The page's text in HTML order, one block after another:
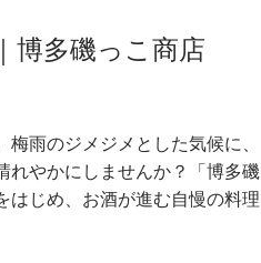
博多磯っこ商店
雨のジメジメとした気候に、
れやかにしませんか？「博多磯
はじめ、お酒が進む自慢の料理